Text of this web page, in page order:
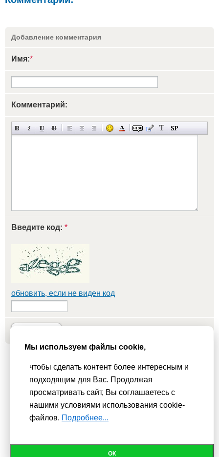
Добавление комментария
Имя:*
Комментарий:
Введите код: *
обновить, если не виден код
Мы используемcookie-файлыдля функционирования сайта. Если
Вас это не устраивает, пожалуйста, покиньте сайт.
конфиденциальности
При использовании материалов активная гиперссылка на
Сhudesenka.ru обязательна. © 2010 - 2026
Мы используем файлы cookie,
чтобы сделать контент более интересным и
подходящим для Вас. Продолжая
просматривать сайт, Вы соглашаетесь с
нашими условиями использования cookie-
файлов. Подробнее...
ОК